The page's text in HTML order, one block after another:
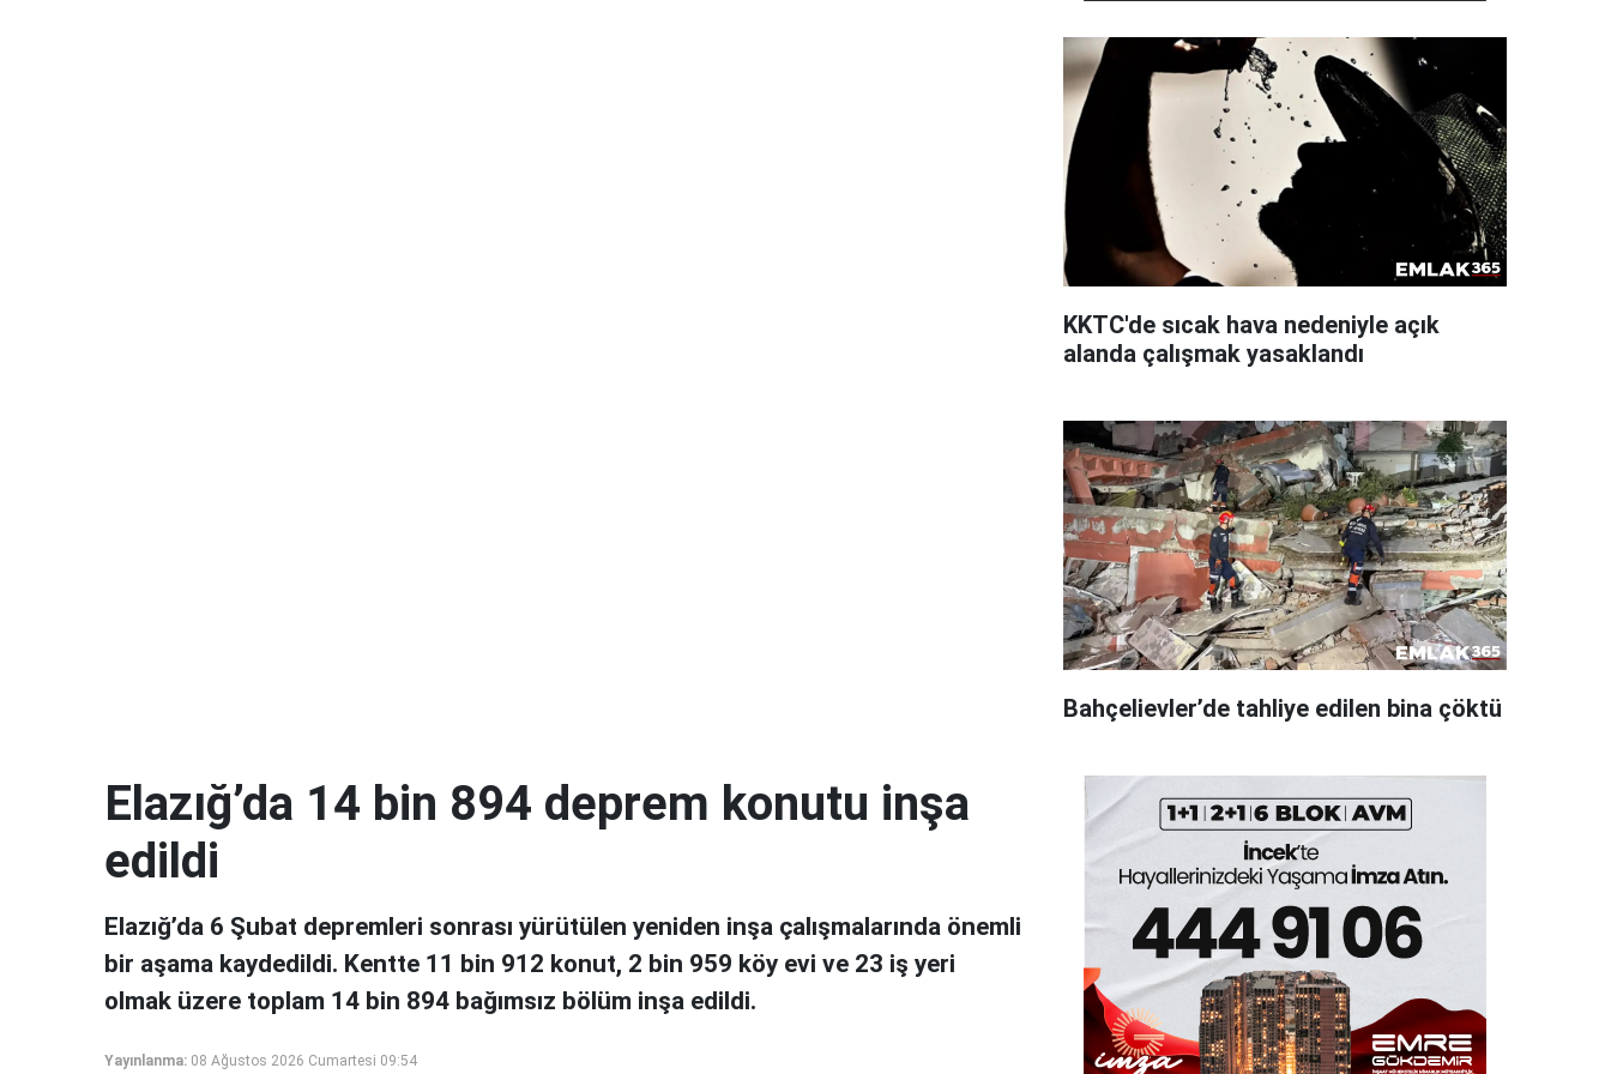
KKTC'de sıcak hava nedeniyle açık
alanda çalışmak yasaklandı
Bahçelievler’de tahliye edilen bina çöktü
Elazığ’da 14 bin 894 deprem konutu inşa
edildi
Elazığ’da 6 Şubat depremleri sonrası yürütülen yeniden inşa çalışmalarında önemli
bir aşama kaydedildi. Kentte 11 bin 912 konut, 2 bin 959 köy evi ve 23 iş yeri
olmak üzere toplam 14 bin 894 bağımsız bölüm inşa edildi.
Yayınlanma: 08 Ağustos 2026 Cumartesi 09:54